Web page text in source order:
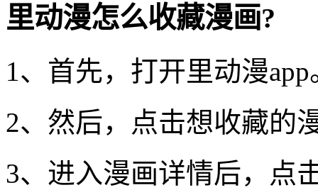
里动漫怎么收藏漫画?
1、首先，打开里动漫app
2、然后，点击想收藏的
3、进入漫画详情后，点